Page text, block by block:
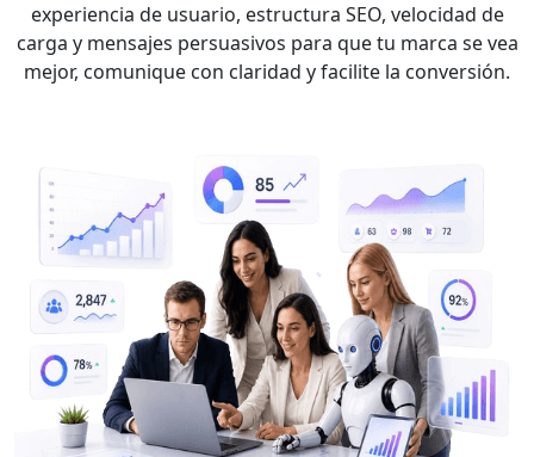
experiencia de usuario, estructura SEO, velocidad de
carga y mensajes persuasivos para que tu marca se vea
mejor, comunique con claridad y facilite la conversión.